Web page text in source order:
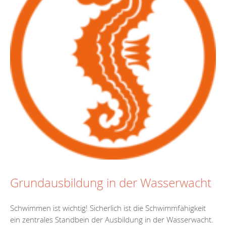
Grundausbildung in der Wasserwacht
Schwimmen ist wichtig! Sicherlich ist die Schwimmfähigkeit
ein zentrales Standbein der Ausbildung in der Wasserwacht.